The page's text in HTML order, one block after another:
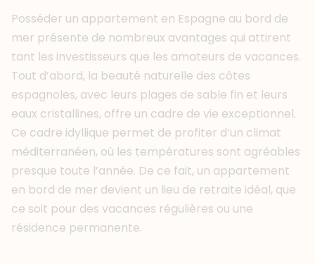
Posséder un appartement en Espagne au bord de
mer présente de nombreux avantages qui attirent
tant les investisseurs que les amateurs de vacances.
Tout d’abord, la beauté naturelle des côtes
espagnoles, avec leurs plages de sable fin et leurs
eaux cristallines, offre un cadre de vie exceptionnel.
Ce cadre idyllique permet de profiter d’un climat
méditerranéen, où les températures sont agréables
presque toute l’année. De ce fait, un appartement
en bord de mer devient un lieu de retraite idéal, que
ce soit pour des vacances régulières ou une
résidence permanente.